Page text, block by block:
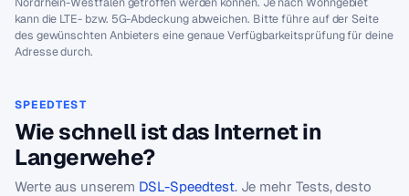
kann die LTE- bzw. 5G-Abdeckung abweichen. Bitte führe auf der Seite
des gewünschten Anbieters eine genaue Verfügbarkeitsprüfung für deine
Adresse durch.
SPEEDTEST
Wie schnell ist das Internet in
Langerwehe?
Werte aus unserem DSL-Speedtest. Je mehr Tests, desto